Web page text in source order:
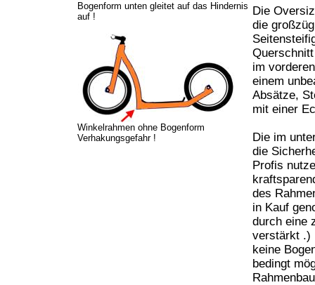
Bogenform unten gleitet auf das Hindernis
auf !
Winkelrahmen ohne Bogenform
Verhakungsgefahr !
Die
die
im
einem
Absätze,
mit einer
Die im
die
Profis
des
in Kauf
durch eine
verstärkt .)
keine
bedingt